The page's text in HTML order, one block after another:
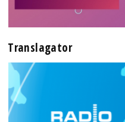
Translagator